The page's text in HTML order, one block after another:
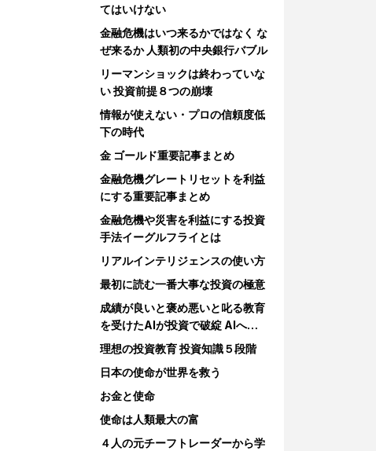
てはいけない
金融危機はいつ来るかではなく な
ぜ来るか 人類初の中央銀行バブル
リーマンショックは終わっていな
い 投資前提８つの崩壊
情報が使えない・プロの信頼度低
下の時代
金 ゴールド重要記事まとめ
金融危機グレートリセットを利益
にする重要記事まとめ
金融危機や災害を利益にする投資
手法イーグルフライとは
リアルインテリジェンスの使い方
最初に読む一番大事な投資の極意
成績が良いと褒め悪いと叱る教育
を受けたAIが投資で破綻 AIへの
教育
理想の投資教育 投資知識５段階
日本の使命が世界を救う
お金と使命
使命は人類最大の富
４人の元チーフトレーダーから学